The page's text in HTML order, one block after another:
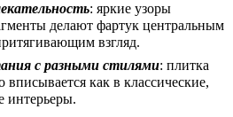
: яркие узоры
делают фартук центральным
взгляд.
с разными стилями: плитка
как в классические,
интерьеры.